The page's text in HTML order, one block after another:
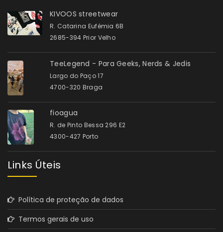
KIVOOS streetwear
R. Catarina Eufémia 6B
2685-394 Prior Velho
TeeLegend - Para Geeks, Nerds & Jedis
Largo do Paço 17
4700-320 Braga
fioagua
R. de Pinto Bessa 296 E2
4300-427 Porto
Links Úteis
Política de proteção de dados
Termos gerais de uso